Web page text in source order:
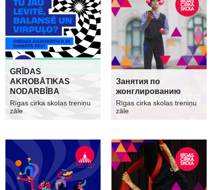
GRĪDAS
AKROBĀTIKAS
NODARBĪBA
Rīgas cirka skolas treniņu
zāle
Занятия по
жонглированию
Rīgas cirka skolas treniņu
zāle